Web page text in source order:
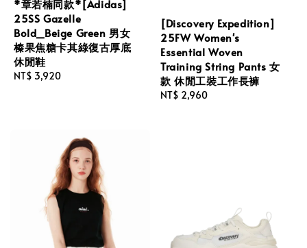
*章若楠同款*[Adidas]
25SS Gazelle
Bold_Beige Green 男女
榛果焦糖卡其綠復古厚底
休閒鞋
Regular
NT$ 3,920
[Discovery Expedition]
25FW Women's
Essential Woven
Training String Pants 女
款 休閒工裝工作長褲
Regular
NT$ 2,960